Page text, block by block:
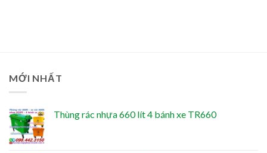
MỚI NHẤT
Thùng rác nhựa 660 lít 4 bánh xe TR660